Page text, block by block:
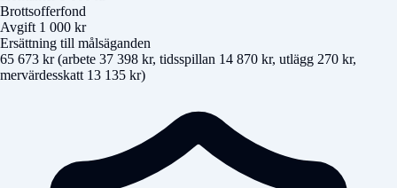
Brottsofferfond
Avgift 1 000 kr
Ersättning till målsäganden
65 673 kr (arbete 37 398 kr, tidsspillan 14 870 kr, utlägg 270 kr,
mervärdesskatt 13 135 kr)